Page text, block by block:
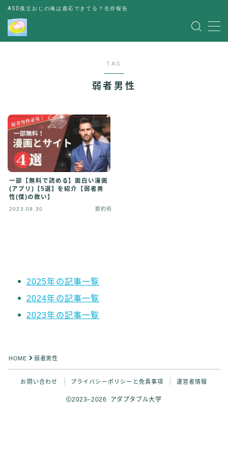
ASD孤立おじの俺は適応できてる？生存報告
MENU
お金の悩み
人間関係の悩み
その他
出会い
パーティー
English English edition
Follow Me ブログ更新の励みになります！
TAG
弱者男性
一部【無料で読める】面白い漫画
(アプリ)【5選】を紹介【弱者男
性(僕)の救い】
2023.09.30 節約術
2025年の記事一覧
2024年の記事一覧
2023年の記事一覧
HOME 弱者男性
お問い合わせ プライバシーポリシーと免責事項 運営者情報
2023–2026 アダプタブル大学